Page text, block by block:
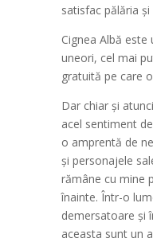
satisfac pălăria
Cignea Albă
uneori, cel mai
gratuită pe care
Dar chiar și
acel sentiment
o amprentă de
și personajele
rămâne cu mine
înainte. Într-o
demersatoare și
aceasta sunt un